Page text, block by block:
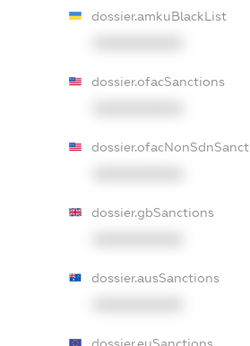
dossier.amkuBlackList
dossier.ofacSanctions
dossier.gbSanctions
dossier.ausSanctions